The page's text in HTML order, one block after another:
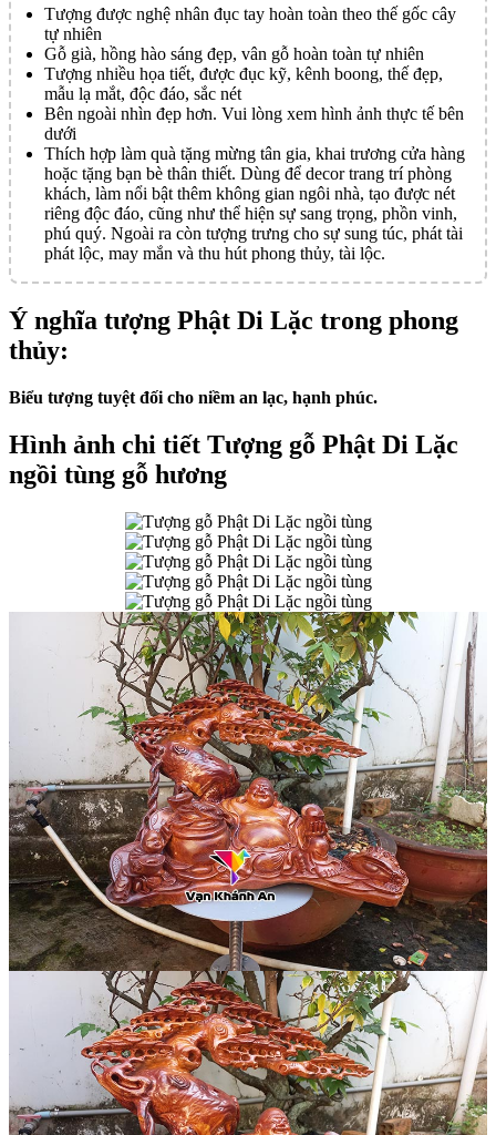
Tượng được nghệ nhân đục tay hoàn toàn theo thế gốc cây
tự nhiên
Gỗ già, hồng hào sáng đẹp, vân gỗ hoàn toàn tự nhiên
Tượng nhiều họa tiết, được đục kỹ, kênh boong, thế đẹp,
mẫu lạ mắt, độc đáo, sắc nét
Bên ngoài nhìn đẹp hơn. Vui lòng xem hình ảnh thực tế bên
dưới
Thích hợp làm quà tặng mừng tân gia, khai trương cửa hàng
hoặc tặng bạn bè thân thiết. Dùng để decor trang trí phòng
khách, làm nổi bật thêm không gian ngôi nhà, tạo được nét
riêng độc đáo, cũng như thể hiện sự sang trọng, phồn vinh,
phú quý. Ngoài ra còn tượng trưng cho sự sung túc, phát tài
phát lộc, may mắn và thu hút phong thủy, tài lộc.
Ý nghĩa tượng Phật Di Lặc trong phong
thủy:
Biểu tượng tuyệt đối cho niềm an lạc, hạnh phúc.
Hình ảnh chi tiết Tượng gỗ Phật Di Lặc
ngồi tùng gỗ hương